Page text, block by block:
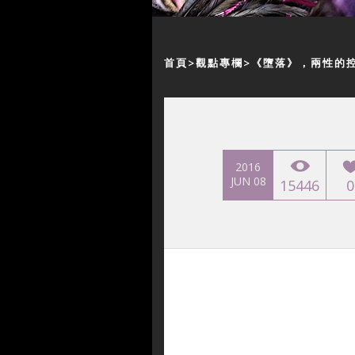
首頁 觀點專欄 《墮落》，兩性的
2016
JUN 08
15446 0